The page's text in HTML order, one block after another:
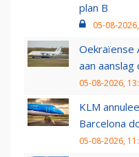
plan B
05-08-
Oekraïense
aan
05-08-2026,
KLM
Barcelona
05-08-2026,